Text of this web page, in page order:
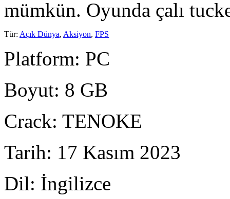
mümkün. Oyunda çalı
Tür: Açık Dünya, Aksiyon, FPS
Platform: PC
Boyut: 8 GB
Crack: TENOKE
Tarih: 17 Kasım 2023
Dil: İngilizce